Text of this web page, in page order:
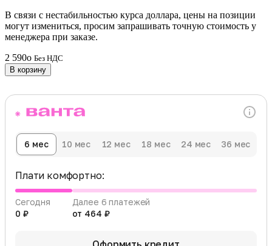
В связи с нестабильностью курса доллара, цены на позиции
могут измениться, просим запрашивать точную стоимость у
менеджера при заказе.
2 590o Без НДС
В корзину
6 мес 10 мес 12 мес 18 мес 24 мес 36 мес
Плати комфортно:
Сегодня
0 ₽
Далее 6 платежей
от 464 ₽